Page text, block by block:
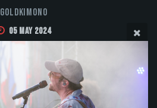
Goldkimono
05 May 2024